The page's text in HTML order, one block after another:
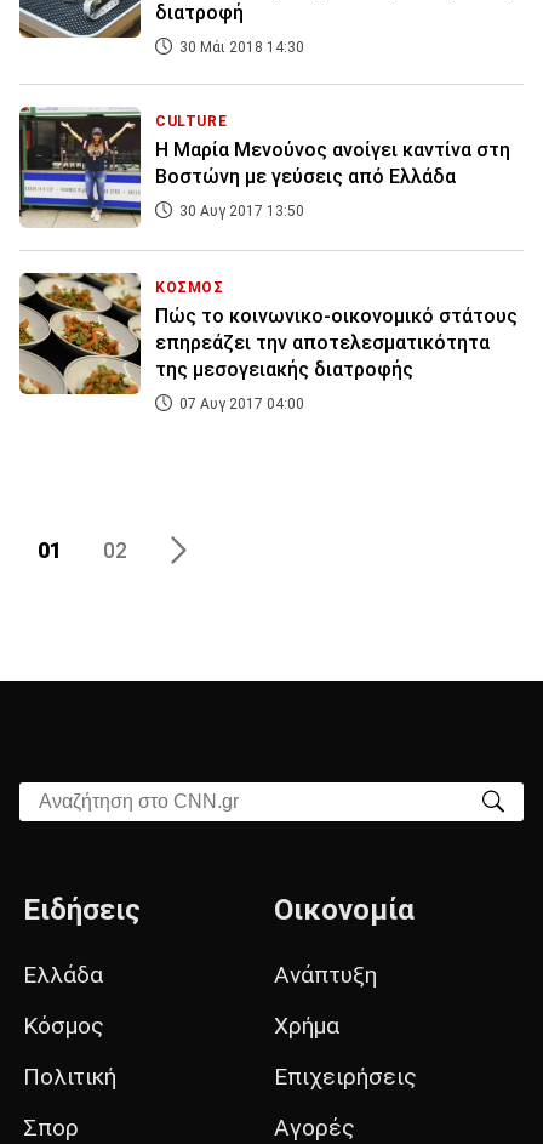
διατροφή
30 Μάι 2018 14:30
CULTURE
Η Μαρία Μενούνος ανοίγει καντίνα στη
Βοστώνη με γεύσεις από Ελλάδα
30 Αυγ 2017 13:50
ΚΟΣΜΟΣ
Πώς το κοινωνικο-οικονομικό στάτους
επηρεάζει την αποτελεσματικότητα
της μεσογειακής διατροφής
07 Αυγ 2017 04:00
01 02
Αναζήτηση στο CNN.gr
Ειδήσεις
Ελλάδα
Κόσμος
Πολιτική
Σπορ
Οικονομία
Ανάπτυξη
Χρήμα
Επιχειρήσεις
Αγορές